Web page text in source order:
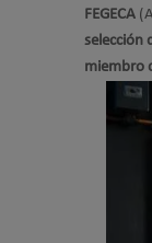
FEGECA
selección
miembro